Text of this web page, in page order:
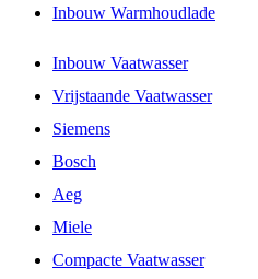
Inbouw Warmhoudlade
Inbouw Vaatwasser
Vrijstaande Vaatwasser
Siemens
Bosch
Aeg
Miele
Compacte Vaatwasser